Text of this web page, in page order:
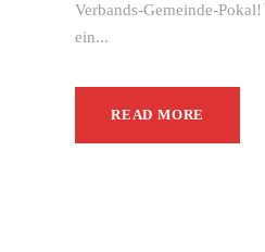
Verbands-Gemeinde-
ein...
READ MORE